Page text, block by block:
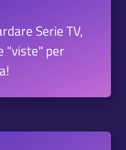
Serie TV,
"viste" per